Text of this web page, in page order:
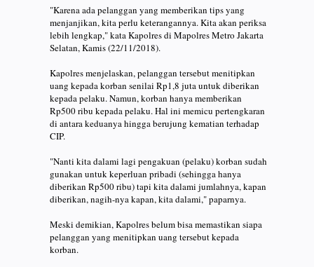
"Karena ada pelanggan yang memberikan tips yang
menjanjikan, kita perlu keterangannya. Kita akan periksa
lebih lengkap," kata Kapolres di Mapolres Metro Jakarta
Selatan, Kamis (22/11/2018).
Kapolres menjelaskan, pelanggan tersebut menitipkan
uang kepada korban senilai Rp1,8 juta untuk diberikan
kepada pelaku. Namun, korban hanya memberikan
Rp500 ribu kepada pelaku. Hal ini memicu pertengkaran
di antara keduanya hingga berujung kematian terhadap
CIP.
"Nanti kita dalami lagi pengakuan (pelaku) korban sudah
gunakan untuk keperluan pribadi (sehingga hanya
diberikan Rp500 ribu) tapi kita dalami jumlahnya, kapan
diberikan, nagih-nya kapan, kita dalami," paparnya.
Meski demikian, Kapolres belum bisa memastikan siapa
pelanggan yang menitipkan uang tersebut kepada
korban.